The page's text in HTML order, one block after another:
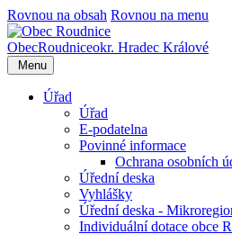
Rovnou na obsah Rovnou na menu
ObecRoudniceokr. Hradec Králové
Menu
Úřad
Úřad
E-podatelna
Povinné informace
Ochrana osobních
Úřední deska
Vyhlášky
Úřední deska -
Individuální dotace obce